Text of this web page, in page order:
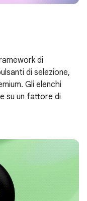
di
di selezione,
Gli elenchi
su un fattore di